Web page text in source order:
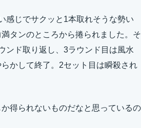
感じでサクッと1本取れそうな勢い
タンのところから捲られました。そ
ンド取り返し、3ラウンド目は風水
かして終了。2セット目は瞬殺され
得られないものだなと思っているの